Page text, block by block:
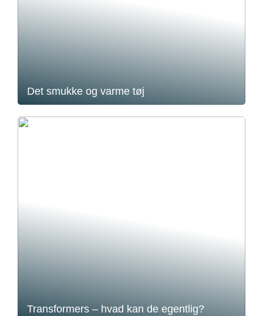
Det smukke og varme tøj
Transformers – hvad kan de egentlig?